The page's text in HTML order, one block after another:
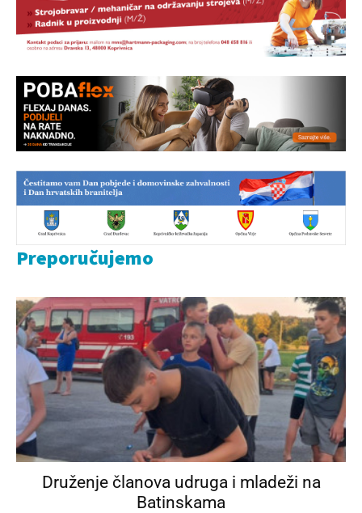
Preporučujemo
Druženje članova udruga i mladeži na
Batinskama